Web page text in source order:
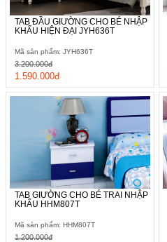
TAB ĐẦU GIƯỜNG CHO BÉ NHẬP
KHẨU HIỆN ĐẠI JYH636T
Mã sản phẩm: JYH636T
1.590.000đ
3.200.000đ
TAB GIƯỜNG CHO BÉ TRAI NHẬP
KHẨU HHM807T
Mã sản phẩm: HHM807T
1.200.000đ